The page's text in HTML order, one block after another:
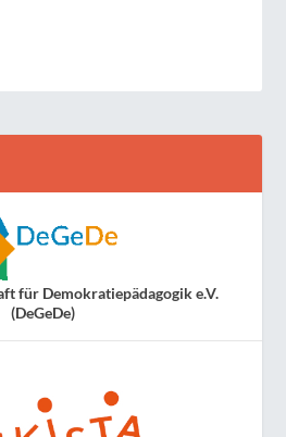
für Demokratiepädagogik e.V.
(DeGeDe)